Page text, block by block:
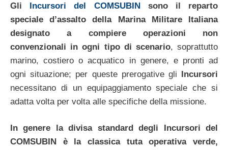
Gli Incursori del COMSUBINsono il reparto
speciale d’assalto della Marina Militare Italiana
designato a compiere operazioni non
convenzionali in ogni tipo di scenario, soprattutto
marino, costiero o acquatico in genere, e pronti ad
ogni situazione; per queste prerogative gli Incursori
necessitano di un equipaggiamento speciale che si
adatta volta per volta alle specifiche della missione.
In genere la divisa standard degli Incursori del
COMSUBIN è la classica tuta operativa verde,